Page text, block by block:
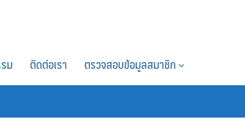
ม ติดต่อเรา ตรวจสอบข้อมูลสมาชิก